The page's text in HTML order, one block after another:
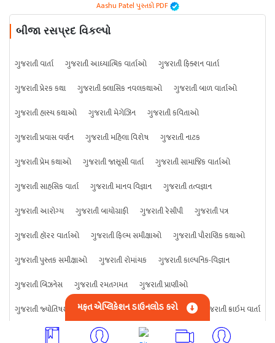
Aashu Patel પુસ્તકો PDF
બીજા રસપ્રદ વિકલ્પો
ગુજરાતી વાર્તા ગુજરાતી આધ્યાત્મિક વાર્તાઓ
ગુજરાતી ફિક્શન વાર્તા
ગુજરાતી પ્રેરક કથા
ગુજરાતી ક્લાસિક નવલકથાઓ
ગુજરાતી બાળ વાર્તાઓ
ગુજરાતી હાસ્ય કથાઓ
ગુજરાતી મેગેઝિન
ગુજરાતી કવિતાઓ
ગુજરાતી પ્રવાસ વર્ણન
ગુજરાતી મહિલા વિશેષ
ગુજરાતી નાટક
ગુજરાતી પ્રેમ કથાઓ
ગુજરાતી જાસૂસી વાર્તા
ગુજરાતી સામાજિક વાર્તાઓ
ગુજરાતી સાહસિક વાર્તા
ગુજરાતી માનવ વિજ્ઞાન
ગુજરાતી તત્વજ્ઞાન
ગુજરાતી આરોગ્ય
ગુજરાતી બાયોગ્રાફી ગુજરાતી રેસીપી
ગુજરાતી પત્ર
ગુજરાતી હૉરર વાર્તાઓ
ગુજરાતી ફિલ્મ સમીક્ષાઓ
ગુજરાતી પૌરાણિક કથાઓ
ગુજરાતી પુસ્તક સમીક્ષાઓ
ગુજરાતી રોમાંચક
ગુજરાતી કાલ્પનિક-વિજ્ઞાન
ગુજરાતી બિઝનેસ
ગુજરાતી રમતગમત
ગુજરાતી પ્રાણીઓ
ગુજરાતી જ્યોતિષશાસ્ત્ર
ગુજરાતી વિજ્ઞાન ગુજરાતી કંઈપણ ગુજરાતી ક્રાઇમ વાર્તા
મફત એપ્લિકેશન ડાઉનલોડ કરો